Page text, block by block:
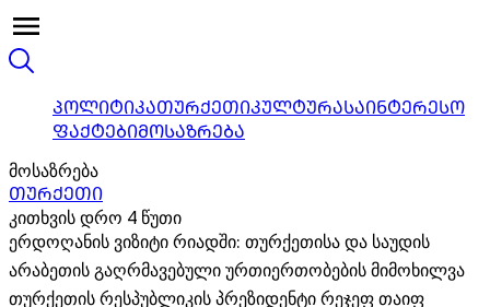
ᲞᲝᲚᲘᲢᲘᲙᲐᲗᲣᲠᲥᲔᲗᲘᲙᲣᲚᲢᲣᲠᲐᲡᲐᲘᲜᲢᲔᲠᲔᲡᲝ
ᲤᲐᲥᲢᲔᲑᲘᲛᲝᲡᲐᲖᲠᲔᲑᲐ
მოსაზრება
ᲗᲣᲠᲥᲔᲗᲘ
კითხვის დრო 4 წუთი
ერდოღანის ვიზიტი რიადში: თურქეთისა და საუდის
არაბეთის გაღრმავებული ურთიერთობების მიმოხილვა
თურქეთის რესპუბლიკის პრეზიდენტი რეჯეფ თაიფ